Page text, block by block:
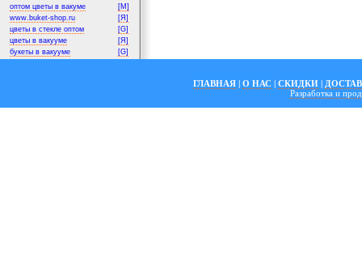
оптом цветы в вакуме
[M]
www.buket-shop.ru
[Я]
цветы в стекле оптом
[G]
цветы в вакууме
[Я]
букеты в вакууме
[G]
ГЛАВНАЯ | О НАС | СКИДКИ |
Разработка и